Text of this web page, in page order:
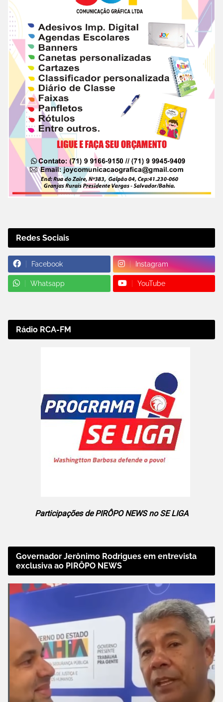
Redes Sociais
Facebook Instagram
Whatsapp YouTube
Rádio RCA-FM
Participações de PIRÔPO NEWS no SE LIGA
Governador Jerônimo Rodrigues em entrevista
exclusiva ao PIRÔPO NEWS